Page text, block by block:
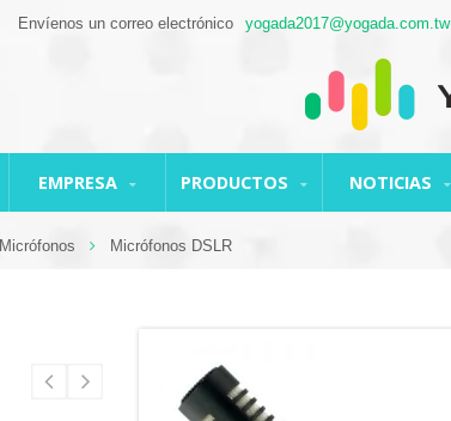
Envíenos un correo electrónico yogada2017@yogada.com.tw
EMPRESA PRODUCTOS NOTICIAS
Micrófonos Micrófonos DSLR